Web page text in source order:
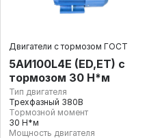
Двигатели с тормозом ГОСТ
5АИ100L4E (ED,ET) с
тормозом 30 Н*м
Тип двигателя
Трехфазный 380В
Тормозной момент
30 Н*м
Мощность двигателя